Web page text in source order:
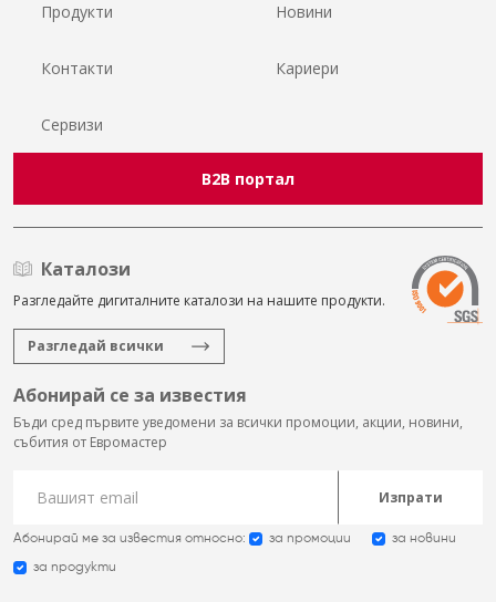
Продукти Новини
Контакти Кариери
Сервизи
B2B портал
Каталози
Разгледайте дигиталните каталози на нашите продукти.
Разгледай всички
Абонирай се за известия
Бъди сред първите уведомени за всички промоции, акции, новини,
събития от Евромастер
Изпрати
Абонирай ме за известия относно: за промоции за новини
за продукти